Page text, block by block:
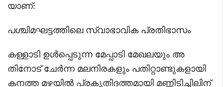
യാണ്:
പശ്ചിമഘട്ടത്തിലെ സ്വാഭാവിക പ്രതിഭാസം
കള്ളാടി ഉൾപ്പെടുന്ന മേപ്പാടി മേഖലയും അ
തിനോട് ചേർന്ന മലനിരകളും പതിറ്റാണ്ടുകളായി
കനത്ത മഴയിൽ പ്രകൃതിദത്തമായി മണ്ണിടിച്ചിലിന്